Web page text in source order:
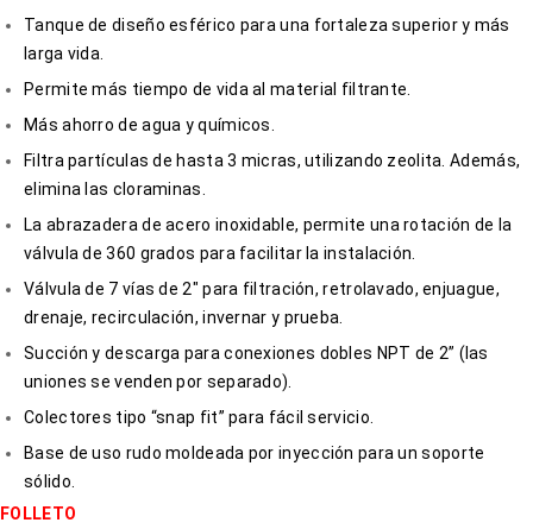
Tanque de diseño esférico para una fortaleza superior y más
larga vida.
Permite más tiempo de vida al material filtrante.
Más ahorro de agua y químicos.
Filtra partículas de hasta 3 micras, utilizando zeolita. Además,
elimina las cloraminas.
La abrazadera de acero inoxidable, permite una rotación de la
válvula de 360 grados para facilitar la instalación.
Válvula de 7 vías de 2″ para filtración, retrolavado, enjuague,
drenaje, recirculación, invernar y prueba.
Succión y descarga para conexiones dobles NPT de 2” (las
uniones se venden por separado).
Colectores tipo “snap fit” para fácil servicio.
Base de uso rudo moldeada por inyección para un soporte
sólido.
FOLLETO